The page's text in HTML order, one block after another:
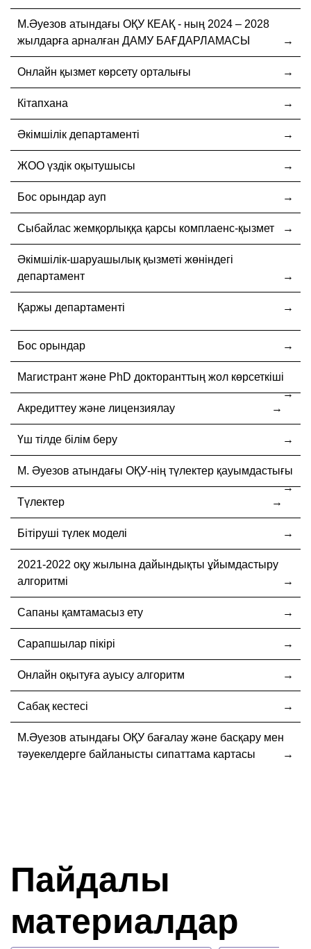
М.Әуезов атындағы ОҚУ КЕАҚ - ның 2024 – 2028
жылдарға арналған ДАМУ БАҒДАРЛАМАСЫ
Онлайн қызмет көрсету орталығы
Кітапхана
Әкімшілік департаменті
ЖОО үздік оқытушысы
Бос орындар ауп
Cыбайлас жемқорлыққа қарсы комплаенс-қызмет
Әкімшілік-шаруашылық қызметі жөніндегі
департамент
Қаржы департаменті
Бос орындар
Магистрант және PhD докторанттың жол көрсеткіші
Акредиттеу және лицензиялау
Үш тілде білім беру
М. Әуезов атындағы ОҚУ-нің түлектер қауымдастығы
Түлектер
Бітіруші түлек моделі
2021-2022 оқу жылына дайындықты ұйымдастыру
алгоритмі
Сапаны қамтамасыз ету
Сарапшылар пікірі
Онлайн оқытуға ауысу алгоритм
Сабақ кестесі
М.Әуезов атындағы ОҚУ бағалау және басқару мен
тәуекелдерге байланысты сипаттама картасы
Пайдалы
материалдар